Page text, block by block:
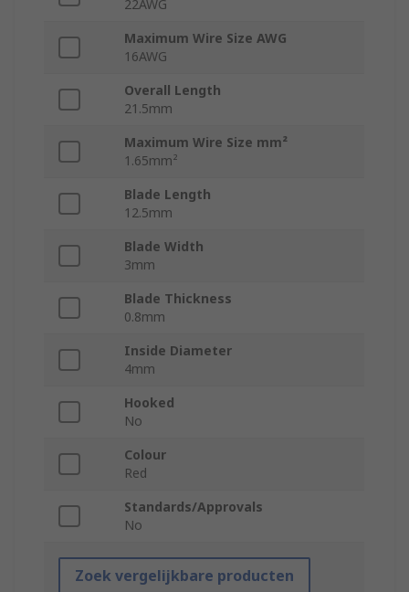
22AWG
Maximum Wire Size AWG
16AWG
Overall Length
21.5mm
Maximum Wire Size mm²
1.65mm²
Blade Length
12.5mm
Blade Width
3mm
Blade Thickness
0.8mm
Inside Diameter
4mm
Hooked
No
Colour
Red
Standards/Approvals
No
Zoek vergelijkbare producten